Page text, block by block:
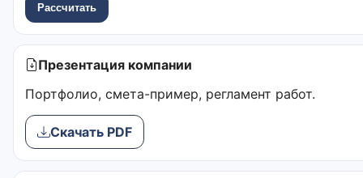
Рассчитать
Презентация компании
Портфолио, смета-пример, регламент работ.
Скачать PDF